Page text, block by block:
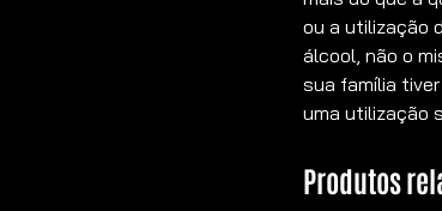
ou a utilização
álcool, não o
sua família
uma utilização
Produtos